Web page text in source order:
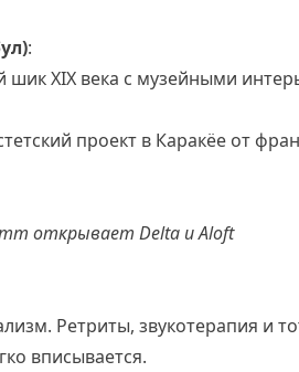
:
шик XIX века с музейными
проект в Каракёе от
открывает Delta и Aloft
Ретриты, звукотерапия и
вписывается.